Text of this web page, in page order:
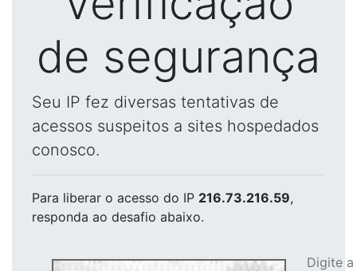
de segurança
Seu IP fez diversas tentativas de
acessos suspeitos a sites hospedados
conosco.
Para liberar o acesso do IP 216.73.216.59,
responda ao desafio abaixo.
Digite